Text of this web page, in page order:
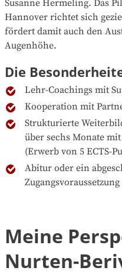
Susanne Hermeling. Das
Hannover richtet sich
fördert damit auch den
Augenhöhe.
Die
Lehr-Coachings mit
Kooperation mit
Strukturierte
über sechs Monate
(Erwerb von 5 ECTS-
Abitur oder ein
Zugangsvoraussetzung
Meine
Nurten-